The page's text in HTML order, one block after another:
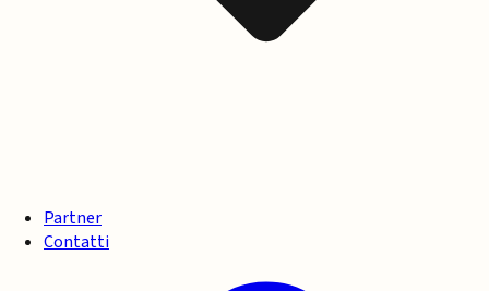
Partner
Contatti